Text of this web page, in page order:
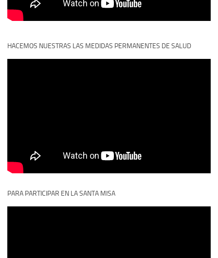
HACEMOS NUESTRAS LAS MEDIDAS PERMANENTES DE SALUD
PARA PARTICIPAR EN LA SANTA MISA